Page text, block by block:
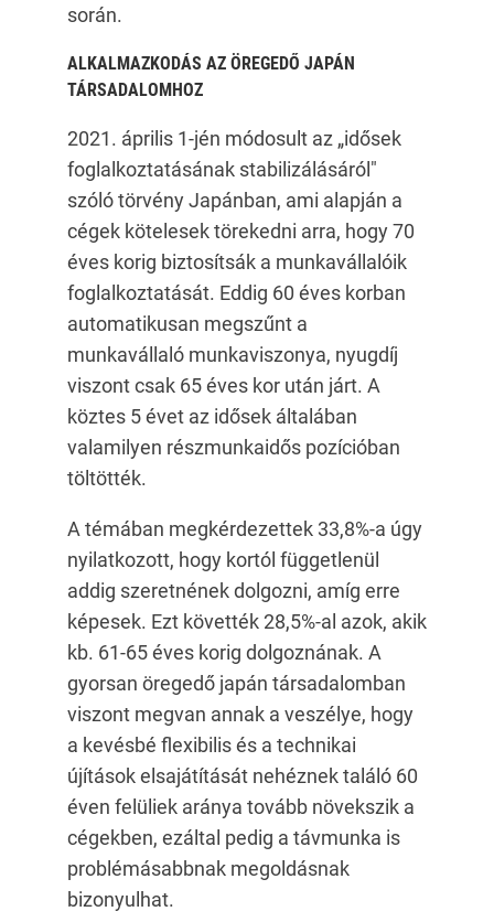
során.
ALKALMAZKODÁS AZ ÖREGEDŐ JAPÁN
TÁRSADALOMHOZ
2021. április 1-jén módosult az „idősek
foglalkoztatásának stabilizálásáról"
szóló törvény Japánban, ami alapján a
cégek kötelesek törekedni arra, hogy 70
éves korig biztosítsák a munkavállalóik
foglalkoztatását. Eddig 60 éves korban
automatikusan megszűnt a
munkavállaló munkaviszonya, nyugdíj
viszont csak 65 éves kor után járt. A
köztes 5 évet az idősek általában
valamilyen részmunkaidős pozícióban
töltötték.
A témában megkérdezettek 33,8%-a úgy
nyilatkozott, hogy kortól függetlenül
addig szeretnének dolgozni, amíg erre
képesek. Ezt követték 28,5%-al azok, akik
kb. 61-65 éves korig dolgoznának. A
gyorsan öregedő japán társadalomban
viszont megvan annak a veszélye, hogy
a kevésbé flexibilis és a technikai
újítások elsajátítását nehéznek találó 60
éven felüliek aránya tovább növekszik a
cégekben, ezáltal pedig a távmunka is
problémásabbnak megoldásnak
bizonyulhat.